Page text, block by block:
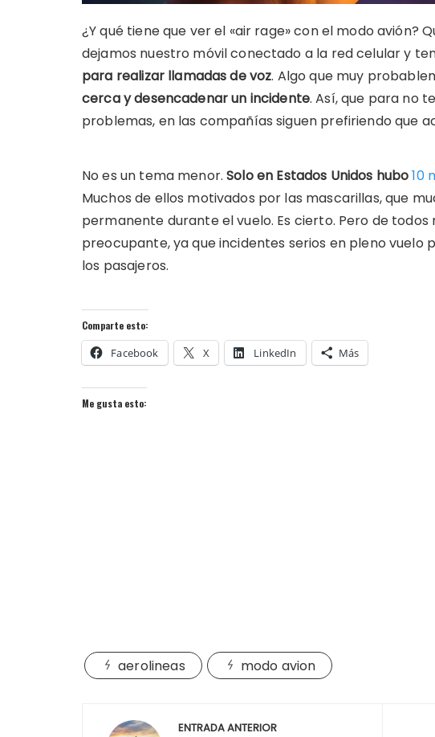
¿Y qué tiene que ver el «air rage» con el modo avión?
dejamos nuestro móvil conectado a la red celular y
para realizar llamadas de voz. Algo que muy
cercay desencadenar un incidente. Así, que para no
problemas, en las compañías siguen prefiriendo que
No es un tema menor.Solo en Estados Unidos hubo10
Muchos de ellos motivados por las mascarillas, que
permanente durante el vuelo. Es cierto. Pero de
preocupante, ya que incidentes serios en pleno vuelo
los pasajeros.
Comparte esto:
Facebook X LinkedIn Más
Me gusta esto:
aerolineas modo avion
NavegaciónENTRADA ANTERIOR